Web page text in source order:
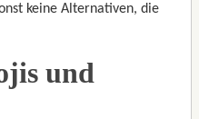
keine Alternativen, die
und